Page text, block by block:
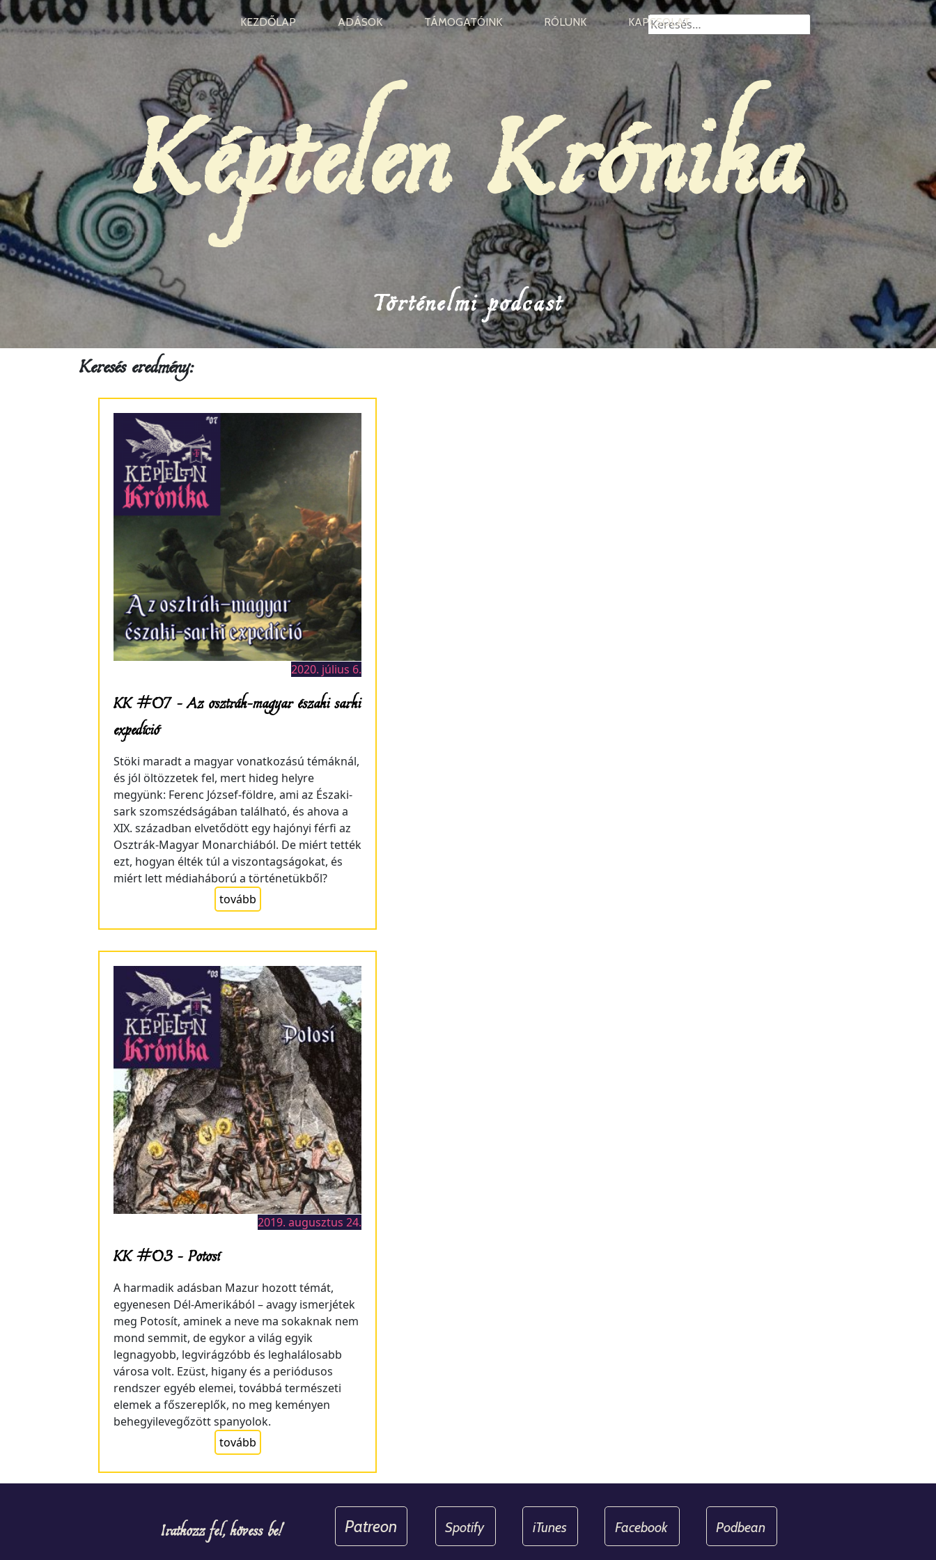
KEZDŐLAP ADÁSOK TÁMOGATÓINK RÓLUNK KAPCSOLAT
Keresés:
Képtelen Krónika
Történelmi podcast
Keresés eredmény:
2020. július 6.
KK #07 – Az osztrák–magyar északi sarki
expedíció
Stöki maradt a magyar vonatkozású témáknál,
és jól öltözzetek fel, mert hideg helyre
megyünk: Ferenc József-földre, ami az Északi-
sark szomszédságában található, és ahova a
XIX. században elvetődött egy hajónyi férfi az
Osztrák-Magyar Monarchiából. De miért tették
ezt, hogyan élték túl a viszontagságokat, és
miért lett médiaháború a történetükből?
tovább
2019. augusztus 24.
KK #03 – Potosí
A harmadik adásban Mazur hozott témát,
egyenesen Dél-Amerikából – avagy ismerjétek
meg Potosít, aminek a neve ma sokaknak nem
mond semmit, de egykor a világ egyik
legnagyobb, legvirágzóbb és leghalálosabb
városa volt. Ezüst, higany és a periódusos
rendszer egyéb elemei, továbbá természeti
elemek a főszereplők, no meg keményen
behegyilevegőzött spanyolok.
tovább
Iratkozz fel, kövess be! Patreon Spotify iTunes Facebook Podbean